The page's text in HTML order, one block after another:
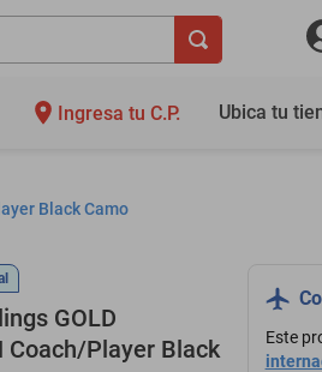
Ingresa tu C.P. Ubica tu
Black Camo
GOLD
Coach/Player Black
Este